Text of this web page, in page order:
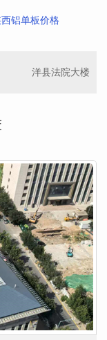
铝单板价格
洋县法院大楼